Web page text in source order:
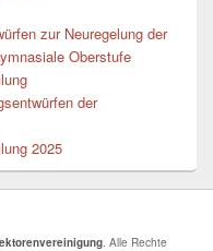
zur Neuregelung der
Oberstufe
der
2025
. Alle Rechte